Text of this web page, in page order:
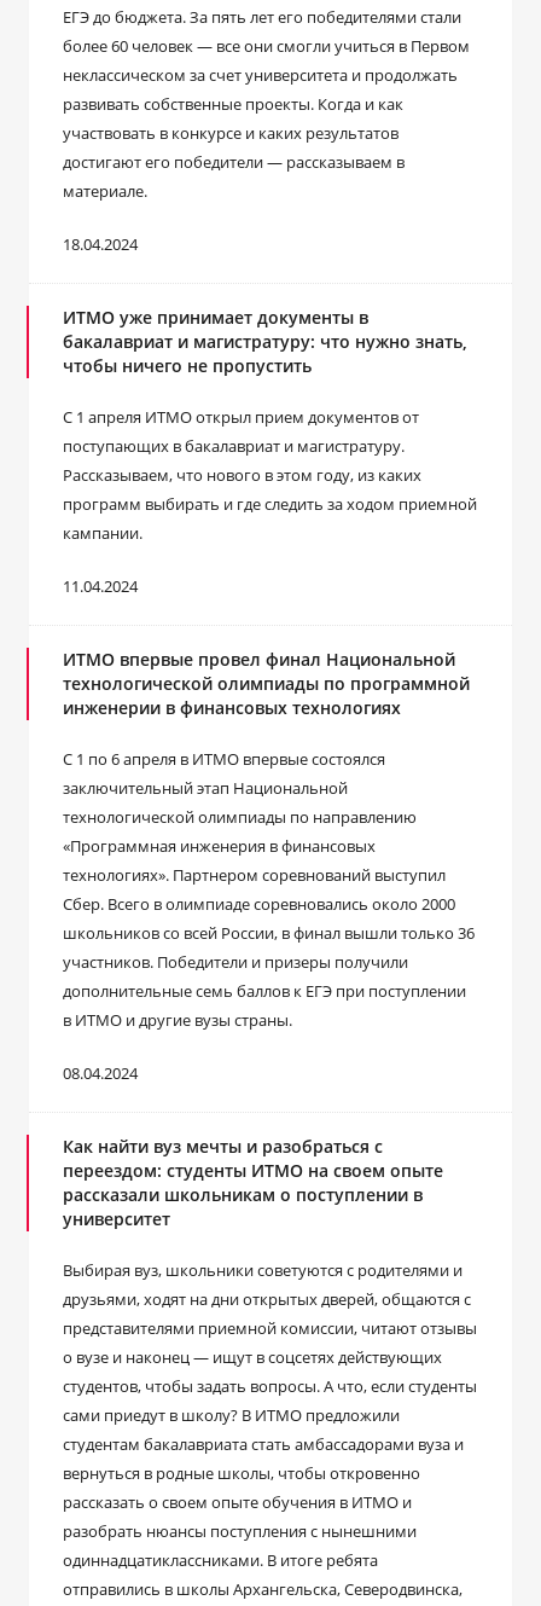
ЕГЭ до бюджета. За пять лет его победителями стали
более 60 человек ― все они смогли учиться в Первом
неклассическом за счет университета и продолжать
развивать собственные проекты. Когда и как
участвовать в конкурсе и каких результатов
достигают его победители ― рассказываем в
материале.
18.04.2024
ИТМО уже принимает документы в
бакалавриат и магистратуру: что нужно знать,
чтобы ничего не пропустить
С 1 апреля ИТМО открыл прием документов от
поступающих в бакалавриат и магистратуру.
Рассказываем, что нового в этом году, из каких
программ выбирать и где следить за ходом приемной
кампании.
11.04.2024
ИТМО впервые провел финал Национальной
технологической олимпиады по программной
инженерии в финансовых технологиях
С 1 по 6 апреля в ИТМО впервые состоялся
заключительный этап Национальной
технологической олимпиады по направлению
«Программная инженерия в финансовых
технологиях». Партнером соревнований выступил
Сбер. Всего в олимпиаде соревновались около 2000
школьников со всей России, в финал вышли только 36
участников. Победители и призеры получили
дополнительные семь баллов к ЕГЭ при поступлении
в ИТМО и другие вузы страны.
08.04.2024
Как найти вуз мечты и разобраться с
переездом: студенты ИТМО на своем опыте
рассказали школьникам о поступлении в
университет
Выбирая вуз, школьники советуются с родителями и
друзьями, ходят на дни открытых дверей, общаются с
представителями приемной комиссии, читают отзывы
о вузе и наконец ― ищут в соцсетях действующих
студентов, чтобы задать вопросы. А что, если студенты
сами приедут в школу? В ИТМО предложили
студентам бакалавриата стать амбассадорами вуза и
вернуться в родные школы, чтобы откровенно
рассказать о своем опыте обучения в ИТМО и
разобрать нюансы поступления с нынешними
одиннадцатиклассниками. В итоге ребята
отправились в школы Архангельска, Северодвинска,